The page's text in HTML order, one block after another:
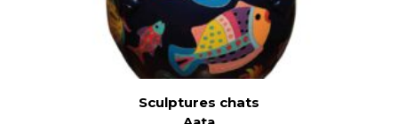
Sculptures chats